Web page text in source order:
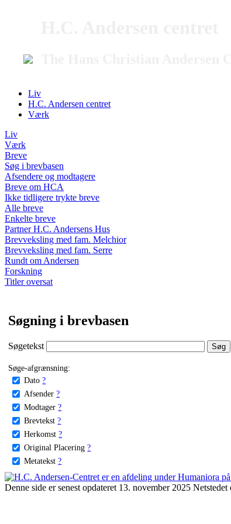
Liv
H.C. Andersen centret
Værk
Liv
Værk
Breve
Søg i brevbasen
Afsendere og modtagere
Breve om HCA
Ikke tidligere trykte breve
Alle breve
Enkelte breve
Partner H.C. Andersens Hus
Brevveksling med fam. Melchior
Brevveksling med fam. Serre
Rundt om Andersen
Forskning
Titler oversat
Søgning i brevbasen
Søgetekst
Søge-afgrænsning:
Dato ?
Afsender ?
Modtager ?
Brevtekst ?
Herkomst ?
Original Placering ?
Metatekst ?
Denne side er senest opdateret 13. november 2025